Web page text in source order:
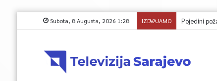
Subota, 8 Augusta, 2026 1:28 IZDVAJAMO Pojedini